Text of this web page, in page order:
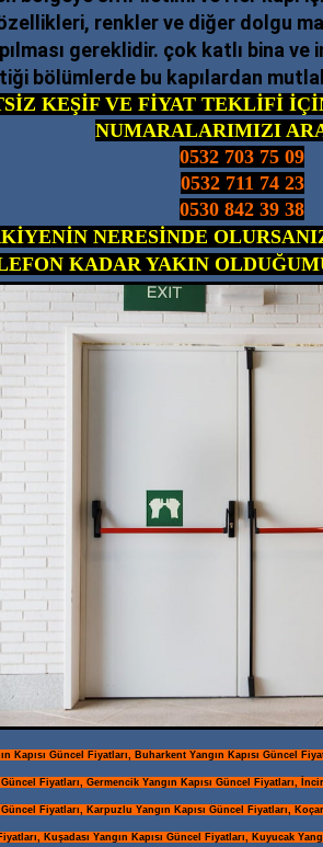
makaralı yangın merdiveni"; "z tipi
renkler ve diğer dolgu
gereklidir. çok katlı bina ve
bölümlerde bu kapılardan
KEŞİF VE FİYAT TEKLİFİ
NUMARALARIMIZI
0532 703 75 09
0532 711 74 23
0530 842 39 38
NERESİNDE
KADAR YAKIN
Kapısı Güncel Fiyatları, Buharkent Yangın Kapısı Güncel
Güncel Fiyatları, Germencik Yangın Kapısı Güncel Fiyatları,
Güncel Fiyatları, Karpuzlu Yangın Kapısı Güncel Fiyatları,
Kuşadası Yangın Kapısı Güncel Fiyatları, Kuyucak